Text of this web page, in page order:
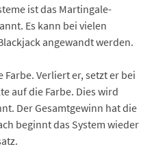
ist das Martingale-
Es kann bei vielen
angewandt werden.
Verliert er, setzt er bei
auf die Farbe. Dies wird
Der Gesamtgewinn hat die
beginnt das System wieder